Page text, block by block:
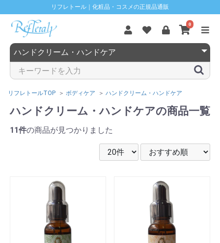
リフレトール｜化粧品・コスメの正規品通販
0
リフレトールTOP ボディケア ハンドクリーム・ハンドケア
ハンドクリーム・ハンドケアの商品一覧
11件の商品が見つかりました